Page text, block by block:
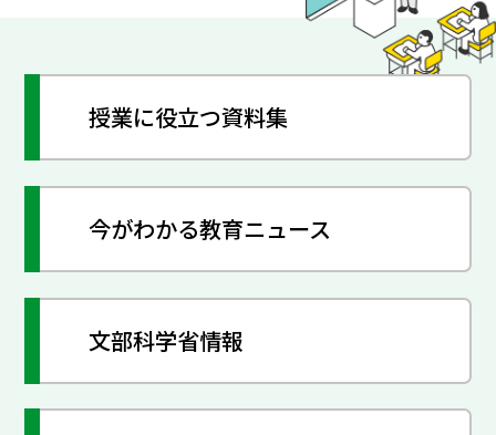
授業に役立つ資料集
今がわかる教育ニュース
文部科学省情報